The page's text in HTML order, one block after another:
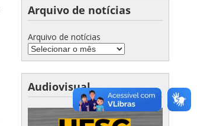
Arquivo de notícias
Arquivo de notícias
Audiovisual